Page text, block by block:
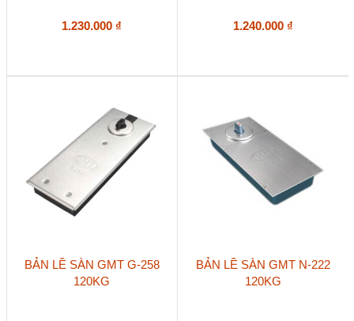
1.230.000 ₫ 1.240.000 ₫
BẢN LỀ SÀN GMT G-258
120KG
BẢN LỀ SÀN GMT N-222
120KG